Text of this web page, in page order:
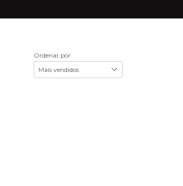
Ordenar por